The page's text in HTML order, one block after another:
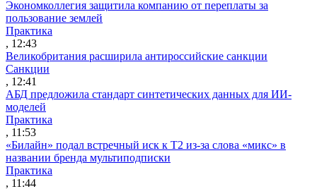
Экономколлегия защитила компанию от переплаты за
пользование землей
Практика
, 12:43
Великобритания расширила антироссийские санкции
Санкции
, 12:41
АБД предложила стандарт синтетических данных для ИИ-
моделей
Практика
, 11:53
«Билайн» подал встречный иск к Т2 из-за слова «микс» в
названии бренда мультиподписки
Практика
, 11:44